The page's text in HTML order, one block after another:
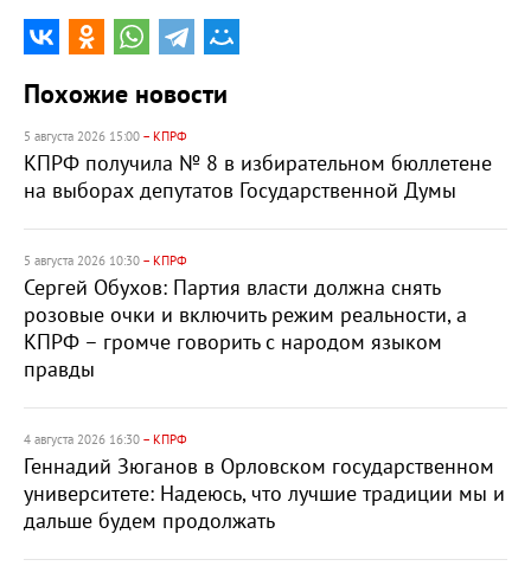
Похожие новости
5 августа 2026 15:00 – КПРФ
КПРФ получила № 8 в избирательном бюллетене
на выборах депутатов Государственной Думы
5 августа 2026 10:30 – КПРФ
Сергей Обухов: Партия власти должна снять
розовые очки и включить режим реальности, а
КПРФ – громче говорить с народом языком
правды
4 августа 2026 16:30 – КПРФ
Геннадий Зюганов в Орловском государственном
университете: Надеюсь, что лучшие традиции мы и
дальше будем продолжать